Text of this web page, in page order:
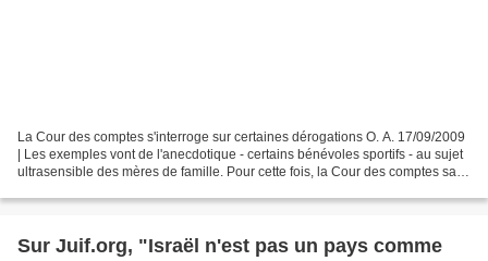
La Cour des comptes s'interroge sur certaines dérogations O. A. 17/09/2009
| Les exemples vont de l'anecdotique - certains bénévoles sportifs - au sujet
ultrasensible des mères de famille. Pour cette fois, la Cour des comptes sait
Sur Juif.org, "Israël n'est pas un pays comme